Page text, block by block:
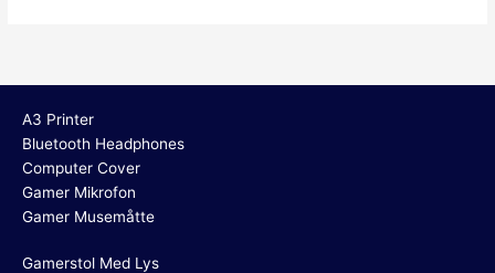
A3 Printer
Bluetooth Headphones
Computer Cover
Gamer Mikrofon
Gamer Musemåtte
Gamerstol Med Lys